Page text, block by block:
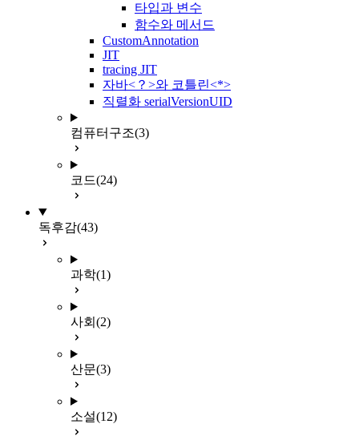
타입과 변수
함수와 메서드
CustomAnnotation
JIT
tracing JIT
자바<？>와 코틀린<*>
직렬화 serialVersionUID
컴퓨터구조(3)
코드(24)
독후감(43)
과학(1)
사회 (2)
산문(3)
소설(12)